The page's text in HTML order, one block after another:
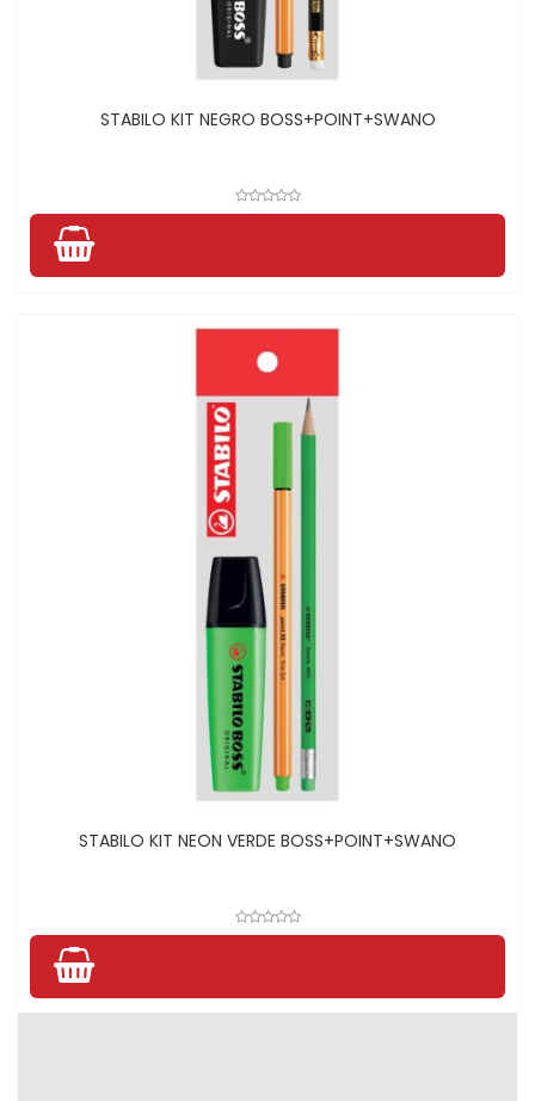
STABILO KIT NEGRO BOSS+POINT+SWANO
STABILO KIT NEON VERDE BOSS+POINT+SWANO